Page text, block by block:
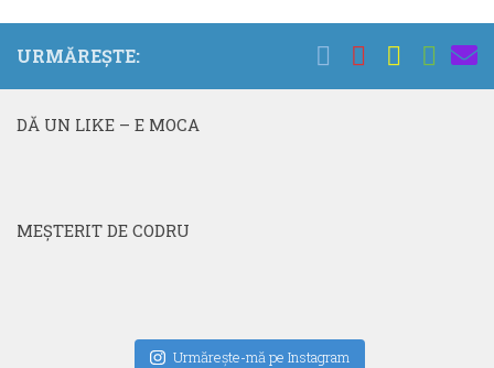
URMĂREȘTE:
DĂ UN LIKE – E MOCA
MEŞTERIT DE CODRU
Urmăreşte-mă pe Instagram